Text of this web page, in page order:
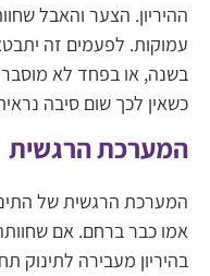
ההיריון. הצער והאבל
עמוקות. לפעמים זה
בשנה, או בפחד לא מוסבר
כשאין לכך שום סיבה
המערכת הרגשית
המערכת הרגשית של
אמו כבר ברחם. אם
בהיריון מעבירה לתינוק